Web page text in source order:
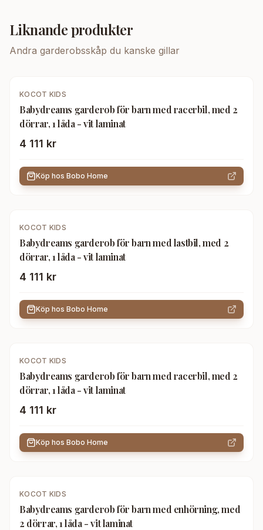
Liknande produkter
Andra garderobsskåp du kanske gillar
KOCOT KIDS
Babydreams garderob för barn med racerbil, med 2
dörrar, 1 låda - vit laminat
4 111 kr
Köp hos Bobo Home
KOCOT KIDS
Babydreams garderob för barn med lastbil, med 2
dörrar, 1 låda - vit laminat
4 111 kr
Köp hos Bobo Home
KOCOT KIDS
Babydreams garderob för barn med racerbil, med 2
dörrar, 1 låda - vit laminat
4 111 kr
Köp hos Bobo Home
KOCOT KIDS
Babydreams garderob för barn med enhörning, med
2 dörrar, 1 låda - vit laminat